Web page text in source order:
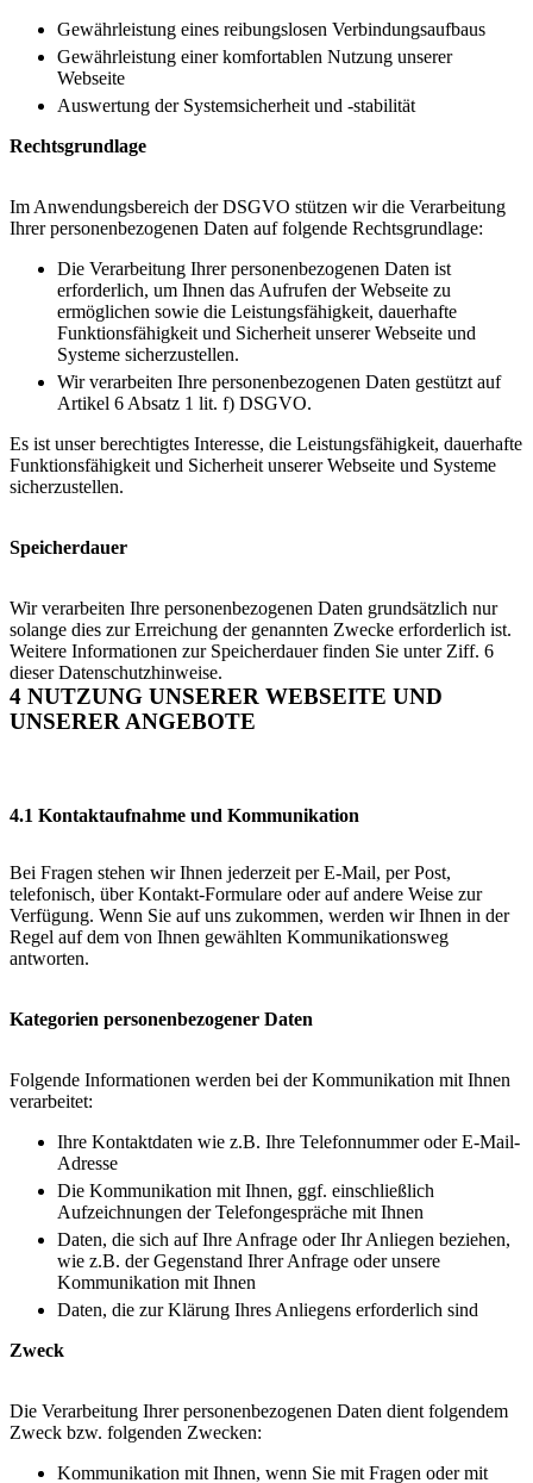
Gewährleistung eines reibungslosen Verbindungsaufbaus
Gewährleistung einer komfortablen Nutzung unserer
Webseite
Auswertung der Systemsicherheit und -stabilität
Rechtsgrundlage
Im Anwendungsbereich der DSGVO stützen wir die Verarbeitung
Ihrer personenbezogenen Daten auf folgende Rechtsgrundlage:
Die Verarbeitung Ihrer personenbezogenen Daten ist
erforderlich, um Ihnen das Aufrufen der Webseite zu
ermöglichen sowie die Leistungsfähigkeit, dauerhafte
Funktionsfähigkeit und Sicherheit unserer Webseite und
Systeme sicherzustellen.
Wir verarbeiten Ihre personenbezogenen Daten gestützt auf
Artikel 6 Absatz 1 lit. f) DSGVO.
Es ist unser berechtigtes Interesse, die Leistungsfähigkeit, dauerhafte
Funktionsfähigkeit und Sicherheit unserer Webseite und Systeme
sicherzustellen.
Speicherdauer
Wir verarbeiten Ihre personenbezogenen Daten grundsätzlich nur
solange dies zur Erreichung der genannten Zwecke erforderlich ist.
Weitere Informationen zur Speicherdauer finden Sie unter Ziff. 6
dieser Datenschutzhinweise.
4 NUTZUNG UNSERER WEBSEITE UND
UNSERER ANGEBOTE
4.1 Kontaktaufnahme und Kommunikation
Bei Fragen stehen wir Ihnen jederzeit per E-Mail, per Post,
telefonisch, über Kontakt-Formulare oder auf andere Weise zur
Verfügung. Wenn Sie auf uns zukommen, werden wir Ihnen in der
Regel auf dem von Ihnen gewählten Kommunikationsweg
antworten.
Kategorien personenbezogener Daten
Folgende Informationen werden bei der Kommunikation mit Ihnen
verarbeitet:
Ihre Kontaktdaten wie z.B. Ihre Telefonnummer oder E-Mail-
Adresse
Die Kommunikation mit Ihnen, ggf. einschließlich
Aufzeichnungen der Telefongespräche mit Ihnen
Daten, die sich auf Ihre Anfrage oder Ihr Anliegen beziehen,
wie z.B. der Gegenstand Ihrer Anfrage oder unsere
Kommunikation mit Ihnen
Daten, die zur Klärung Ihres Anliegens erforderlich sind
Zweck
Die Verarbeitung Ihrer personenbezogenen Daten dient folgendem
Zweck bzw. folgenden Zwecken:
Kommunikation mit Ihnen, wenn Sie mit Fragen oder mit